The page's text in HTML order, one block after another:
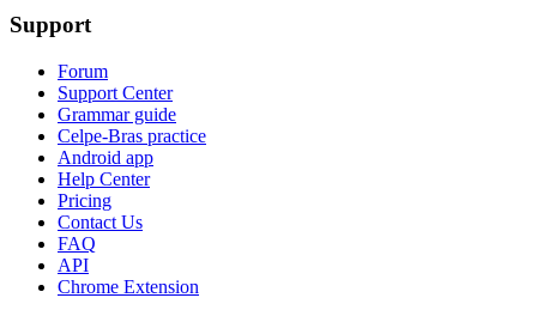
Support
Forum
Support Center
Grammar guide
Celpe-Bras practice
Android app
Help Center
Pricing
Contact Us
FAQ
API
Chrome Extension